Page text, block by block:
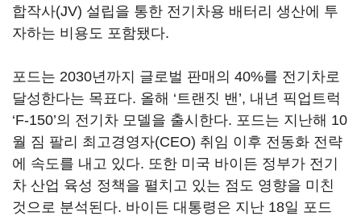
합작사(JV) 설립을 통한 전기차용 배터리 생산에 투
자하는 비용도 포함됐다.
포드는 2030년까지 글로벌 판매의 40%를 전기차로
달성한다는 목표다. 올해 ‘트랜짓 밴’, 내년 픽업트럭
‘F-150’의 전기차 모델을 출시한다. 포드는 지난해 10
월 짐 팔리 최고경영자(CEO) 취임 이후 전동화 전략
에 속도를 내고 있다. 또한 미국 바이든 정부가 전기
차 산업 육성 정책을 펼치고 있는 점도 영향을 미친
것으로 분석된다. 바이든 대통령은 지난 18일 포드